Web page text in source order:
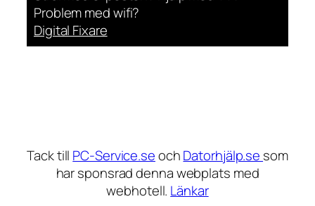
Problem med wifi?
Digital Fixare
Tack till PC-Service.seochDatorhjälp.se som
har sponsrad denna webplats med
webhotell. Länkar